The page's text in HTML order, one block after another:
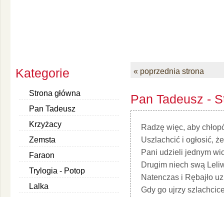
Kategorie
Strona główna
Pan Tadeusz
Krzyżacy
Zemsta
Faraon
Trylogia - Potop
Lalka
« poprzednia strona
Pan Tadeusz -
Radzę więc, aby
Uszlachcić i ogłosić,
Pani udzieli jednym
Drugim niech swą
Natenczas i Rębajło
Gdy go ujrzy